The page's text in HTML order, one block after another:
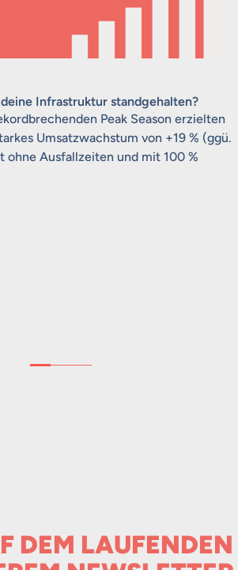
deine Infrastruktur standgehalten?
Peak Season erzielten
Umsatzwachstum von +19 % (ggü.
ohne Ausfallzeiten und mit 100 %
DEM LAUFENDEN